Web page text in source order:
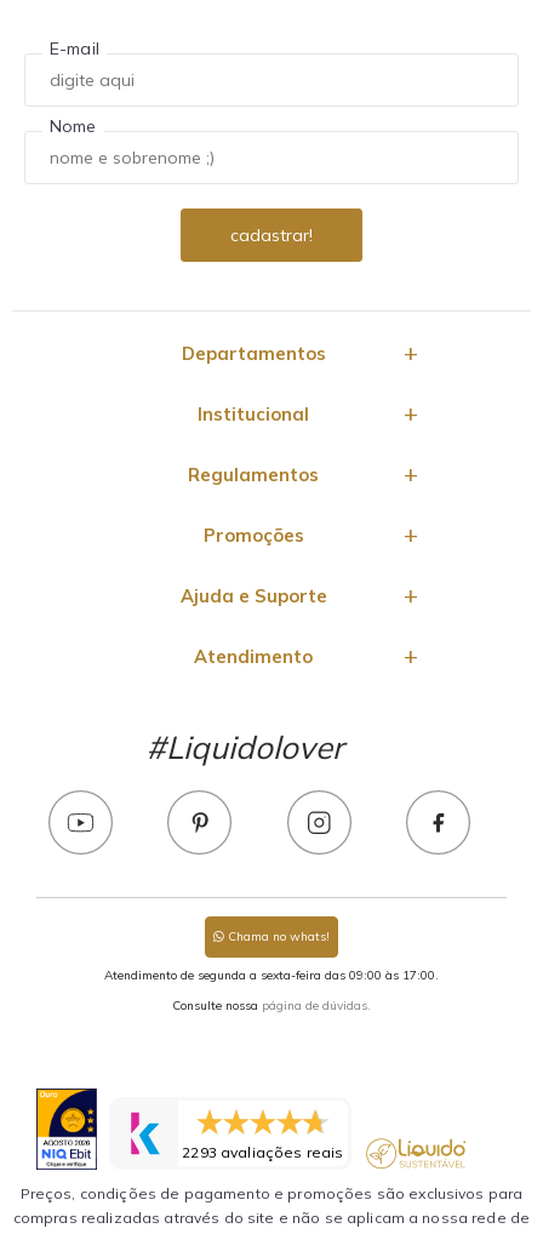
E-mail
Nome
Departamentos
Institucional
Regulamentos
Promoções
Ajuda e Suporte
Atendimento
#Liquidolover
Chama no whats!
Atendimento de segunda a sexta-feira das 09:00 às 17:00.
Consulte nossa página de dúvidas.
2293 avaliações reais
Preços, condições de pagamento e promoções são exclusivos para
compras realizadas através do site e não se aplicam a nossa rede de